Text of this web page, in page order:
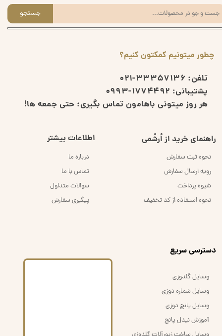
چطور میتونیم کمکتون کنیم؟
تلفن: 33357136-021
پشتیبانی: 1774492-0993
هر روز میتونی باهامون تماس بگیری؛ حتی جمعه ها!
راهنمای خرید از اُرشُمی
نحوه ثبت سفارش
رویه ارسال سفارش
شیوه پرداخت
نحوه استفاده از کد تخفیف
اطلاعات بیشتر
درباره ما
تماس با ما
سوالات متداول
پیگیری سفارش
جستجو
​دسترسی سریع
وسایل گلدوزی
وسایل شماره دوزی
وسایل پانچ دوزی
آموزش نیدل پانچ